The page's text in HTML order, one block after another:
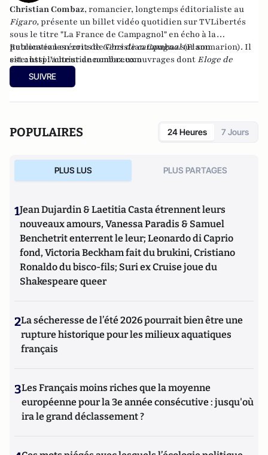
Christian Combaz, romancier, longtemps éditorialiste au
Figaro,présente un billet vidéo quotidien sur TVLibertés
sous le titre "La France de Campagnol" en écho à la
publication en 2012 deGens de campagnol(Flammarion). Il
est aussi l'auteur denombreux ouvrages dont Eloge de
l'âge
(4 éditions). En avril 2017 au moment de signer le
service de presse de son dernier livre
Il reparaît en version papier, augmentée de plusieurs
Retrouvez les écrits de Christian Combaz sur son
site:http://christiancombaz.com
SUIVRE
POPULAIRES 24 Heures 7 Jours
PLUS LUS PLUS PARTAGES
1Jean Dujardin & Laetitia Casta étrennent leurs
nouveaux amours, Vanessa Paradis & Samuel
Benchetrit enterrent le leur; Leonardo di Caprio
fond, Victoria Beckham fait du brukini, Cristiano
Ronaldo du bisco-fils; Suri ex Cruise joue du
Shakespeare queer
2La sécheresse de l’été 2026 pourrait bien être une
rupture historique pour les milieux aquatiques
français
3Les Français moins riches que la moyenne
européenne pour la 3e année consécutive : jusqu'où
ira le grand déclassement ?